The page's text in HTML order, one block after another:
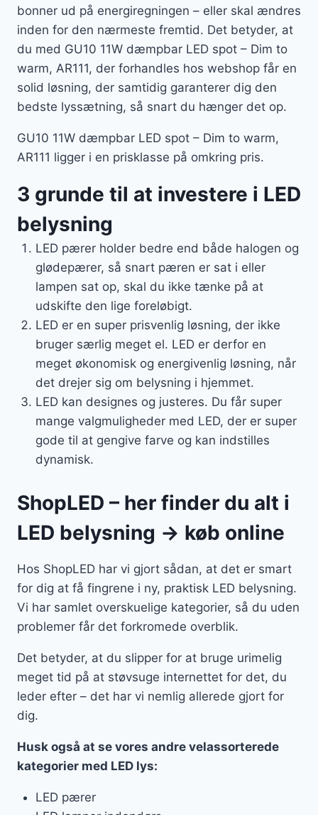
bonner ud på energiregningen – eller skal ændres
inden for den nærmeste fremtid. Det betyder, at
du med GU10 11W dæmpbar LED spot – Dim to
warm, AR111, der forhandles hos webshop får en
solid løsning, der samtidig garanterer dig den
bedste lyssætning, så snart du hænger det op.
GU10 11W dæmpbar LED spot – Dim to warm,
AR111 ligger i en prisklasse på omkring pris.
3 grunde til at investere i LED
belysning
LED pærer holder bedre end både halogen og
glødepærer, så snart pæren er sat i eller
lampen sat op, skal du ikke tænke på at
udskifte den lige foreløbigt.
LED er en super prisvenlig løsning, der ikke
bruger særlig meget el. LED er derfor en
meget økonomisk og energivenlig løsning, når
det drejer sig om belysning i hjemmet.
LED kan designes og justeres. Du får super
mange valgmuligheder med LED, der er super
gode til at gengive farve og kan indstilles
dynamisk.
ShopLED – her finder du alt i
LED belysning → køb online
Hos ShopLED har vi gjort sådan, at det er smart
for dig at få fingrene i ny, praktisk LED belysning.
Vi har samlet overskuelige kategorier, så du uden
problemer får det forkromede overblik.
Det betyder, at du slipper for at bruge urimelig
meget tid på at støvsuge internettet for det, du
leder efter – det har vi nemlig allerede gjort for
dig.
Husk også at se vores andre velassorterede
kategorier med LED lys:
LED pærer